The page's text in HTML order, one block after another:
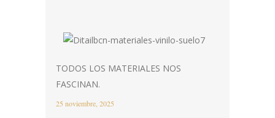
TODOS LOS MATERIALES NOS
FASCINAN.
25 noviembre, 2025